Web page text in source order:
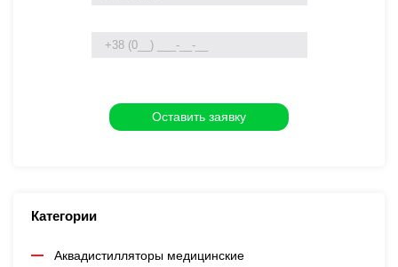
Категории
Аквадистилляторы медицинские